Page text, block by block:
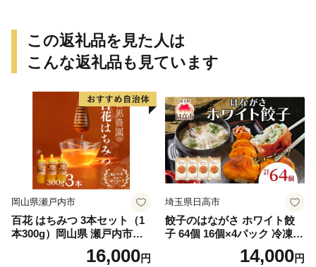
この返礼品を見た人は
こんな返礼品も見ています
岡山県瀬戸内市
百花 はちみつ 3本セット（1
本300g）岡山県 瀬戸内市産
石黒農園 ヨーグルト パン 砂
糖の代わり 香り高い いい香
16,000円
埼玉県日高市
餃子のはながさ ホワイト餃
子 64個 16個×4パック 冷凍
中華 点心 B級グルメ ご当地
野菜 おつまみ おかず 簡単調
14,000円